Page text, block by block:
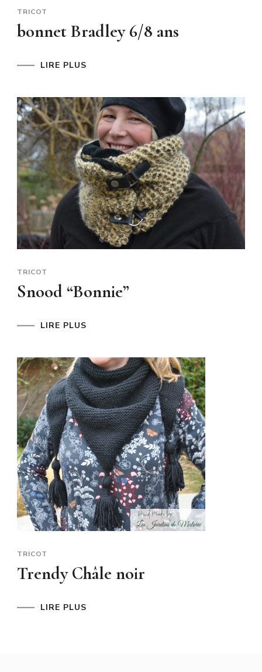
TRICOT
bonnet Bradley 6/8 ans
LIRE PLUS
TRICOT
Snood “Bonnie”
LIRE PLUS
TRICOT
Trendy Châle noir
LIRE PLUS